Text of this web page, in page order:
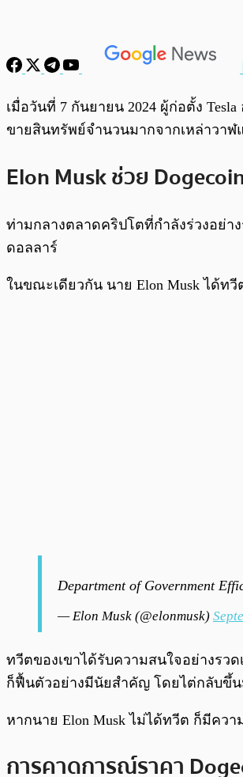
พร้อมเล่น
เมื่อวันที่ 7 กันยายน 2024 ผู้ก่อตั้ง
ขายสินทรัพย์จำนวนมากจากเหล่าวาฬ
Elon Musk ช่วย
ท่ามกลางตลาดคริปโตที่กำลังร่วงอย่า
ดอลลาร์
ในขณะเดียวกัน นาย Elon Musk ได้ทวี
Department of Government
— Elon Musk (@elonmusk)
ทวีตของเขาได้รับความสนใจอย่างรว
ก็ฟื้นตัวอย่างมีนัยสำคัญ โดยไต่กลับขึ้
หากนาย Elon Musk ไม่ได้ทวีต ก็มีควา
การคาดการณ์ราคา